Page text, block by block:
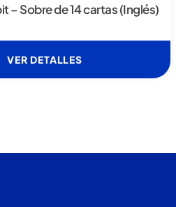
– Sobre de 14 cartas (Inglés)
VER DETALLES